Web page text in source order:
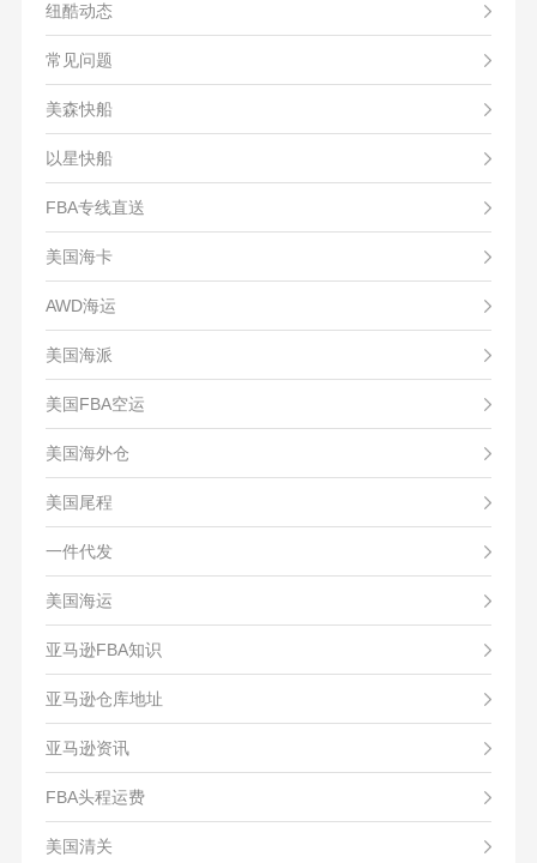
纽酷动态
常见问题
美森快船
以星快船
FBA专线直送
美国海卡
AWD海运
美国海派
美国FBA空运
美国海外仓
美国尾程
一件代发
美国海运
亚马逊FBA知识
亚马逊仓库地址
亚马逊资讯
FBA头程运费
美国清关